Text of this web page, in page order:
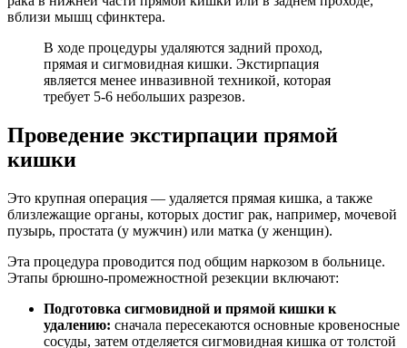
вблизи мышц сфинктера.
В ходе процедуры удаляются задний проход,
прямая и сигмовидная кишки. Экстирпация
является менее инвазивной техникой, которая
требует 5-6 небольших разрезов.
Проведение экстирпации прямой
кишки
Это крупная операция — удаляется прямая кишка, а также
близлежащие органы, которых достиг рак, например, мочевой
пузырь, простата (у мужчин) или матка (у женщин).
Эта процедура проводится под общим наркозом в больнице.
Этапы брюшно-промежностной резекции включают:
Подготовка сигмовидной и прямой кишки к
удалению: сначала пересекаются основные кровеносные
сосуды, затем отделяется сигмовидная кишка от толстой